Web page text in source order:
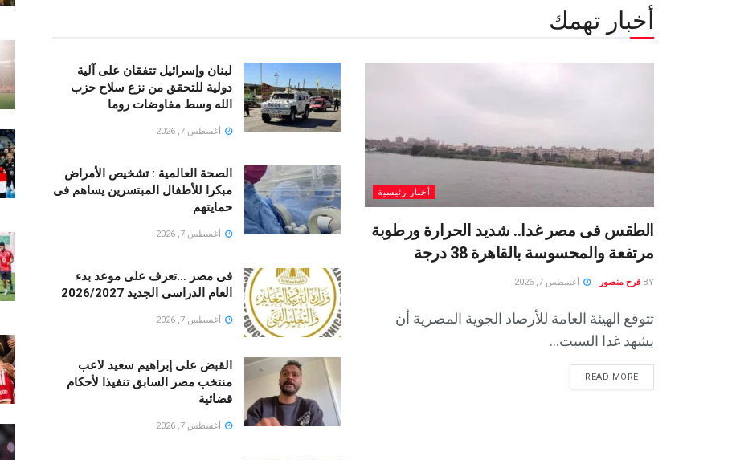
أخبار تهمك
أخبار رئيسية
الطقس فى مصر غدا.. شديد الحرارة ورطوبة
مرتفعة والمحسوسة بالقاهرة 38 درجة
BY فرح منصور أغسطس 7, 2026
تتوقع الهيئة العامة للأرصاد الجوية المصرية أن
يشهد غدا السبت...
READ MORE
لبنان وإسرائيل تتفقان على آلية
دولية للتحقق من نزع سلاح حزب
الله وسط مفاوضات روما
أغسطس 7, 2026
الصحة العالمية : تشخيص الأمراض
مبكرا للأطفال المبتسرين يساهم فى
حمايتهم
أغسطس 7, 2026
فى مصر …تعرف على موعد بدء
العام الدراسى الجديد 2026/2027
أغسطس 7, 2026
القبض على إبراهيم سعيد لاعب
منتخب مصر السابق تنفيذا لأحكام
قضائية
أغسطس 7, 2026